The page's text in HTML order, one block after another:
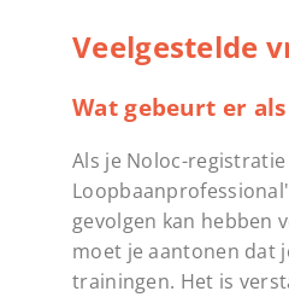
Veelgestelde
Wat gebeurt er
Als je Noloc-
gevolgen kan hebben
moet je aantonen dat
trainingen. Het is